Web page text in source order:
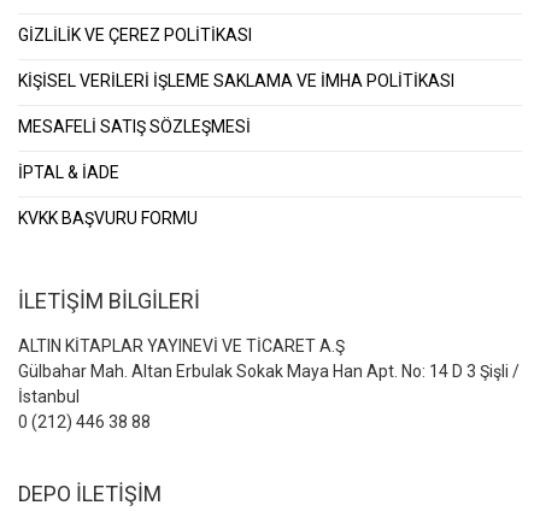
GİZLİLİK VE ÇEREZ POLİTİKASI
KİŞİSEL VERİLERİ İŞLEME SAKLAMA VE İMHA POLİTİKASI
MESAFELİ SATIŞ SÖZLEŞMESİ
İPTAL & İADE
KVKK BAŞVURU FORMU
İLETİŞİM BİLGİLERİ
ALTIN KİTAPLAR YAYINEVİ VE TİCARET A.Ş
Gülbahar Mah. Altan Erbulak Sokak Maya Han Apt. No: 14 D 3 Şişli /
İstanbul
0 (212) 446 38 88
DEPO İLETİŞİM